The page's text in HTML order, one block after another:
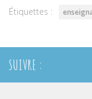
Étiquettes :
SUIVRE :